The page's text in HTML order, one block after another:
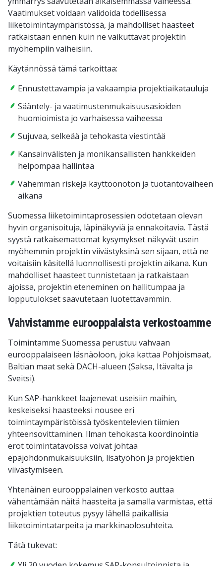
Vaatimukset voidaan validoida todellisessa
liiketoimintaympäristössä, ja mahdolliset haasteet
ratkaistaan ennen kuin ne vaikuttavat projektin
myöhempiin vaiheisiin.
Käytännössä tämä tarkoittaa:
Ennustettavampia ja vakaampia projektiaikatauluja
Sääntely- ja vaatimustenmukaisuusasioiden
huomioimista jo varhaisessa vaiheessa
Sujuvaa, selkeää ja tehokasta viestintää
Kansainvälisten ja monikansallisten hankkeiden
helpompaa hallintaa
Vähemmän riskejä käyttöönoton ja tuotantovaiheen
aikana
Suomessa liiketoimintaprosessien odotetaan olevan
hyvin organisoituja, läpinäkyviä ja ennakoitavia. Tästä
syystä ratkaisemattomat kysymykset näkyvät usein
myöhemmin projektin viivästyksinä sen sijaan, että ne
voitaisiin käsitellä luonnollisesti projektin aikana. Kun
mahdolliset haasteet tunnistetaan ja ratkaistaan
ajoissa, projektin eteneminen on hallitumpaa ja
lopputulokset saavutetaan luotettavammin.
Vahvistamme eurooppalaista verkostoamme
Toimintamme Suomessa perustuu vahvaan
eurooppalaiseen läsnäoloon, joka kattaa Pohjoismaat,
Baltian maat sekä DACH-alueen (Saksa, Itävalta ja
Sveitsi).
Kun SAP-hankkeet laajenevat useisiin maihin,
keskeiseksi haasteeksi nousee eri
toimintaympäristöissä työskentelevien tiimien
yhteensovittaminen. Ilman tehokasta koordinointia
erot toimintatavoissa voivat johtaa
epäjohdonmukaisuuksiin, lisätyöhön ja projektien
viivästymiseen.
Yhtenäinen eurooppalainen verkosto auttaa
vähentämään näitä haasteita ja samalla varmistaa, että
projektien toteutus pysyy lähellä paikallisia
liiketoimintatarpeita ja markkinaolosuhteita.
Tätä tukevat: